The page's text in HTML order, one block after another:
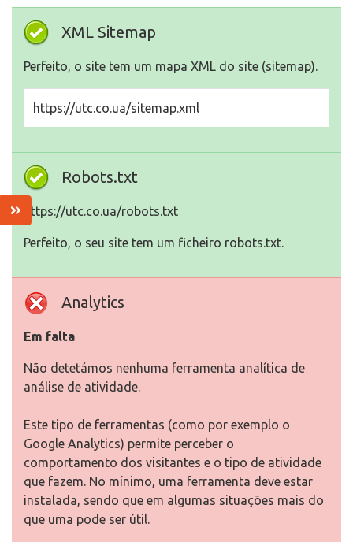
XML Sitemap
Perfeito, o site tem um mapa XML do site (sitemap).
https://utc.co.ua/sitemap.xml
Robots.txt
https://utc.co.ua/robots.txt
Perfeito, o seu site tem um ficheiro robots.txt.
Analytics
Em falta
Não detetámos nenhuma ferramenta analítica de
análise de atividade.
Este tipo de ferramentas (como por exemplo o
Google Analytics) permite perceber o
comportamento dos visitantes e o tipo de atividade
que fazem. No mínimo, uma ferramenta deve estar
instalada, sendo que em algumas situações mais do
que uma pode ser útil.